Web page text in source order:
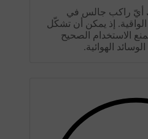
أيّ راكب جالس في
إذ يمكن أن تشكّل
الاستخدام الصحيح
الهوائية.